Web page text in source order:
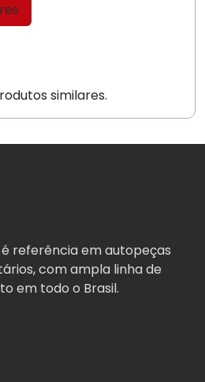
similares.
é referência em autopeças
com ampla linha de
em todo o Brasil.